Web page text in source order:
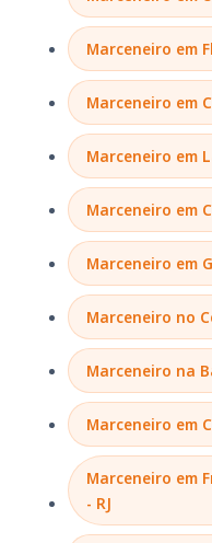
Marceneiro em
Marceneiro em
Marceneiro em
Marceneiro em
Marceneiro em
Marceneiro no
Marceneiro na
Marceneiro em
Marceneiro em
- RJ